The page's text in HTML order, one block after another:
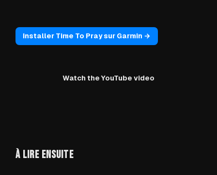
Installer Time To Pray sur Garmin →
Watch the YouTube video
À LIRE ENSUITE